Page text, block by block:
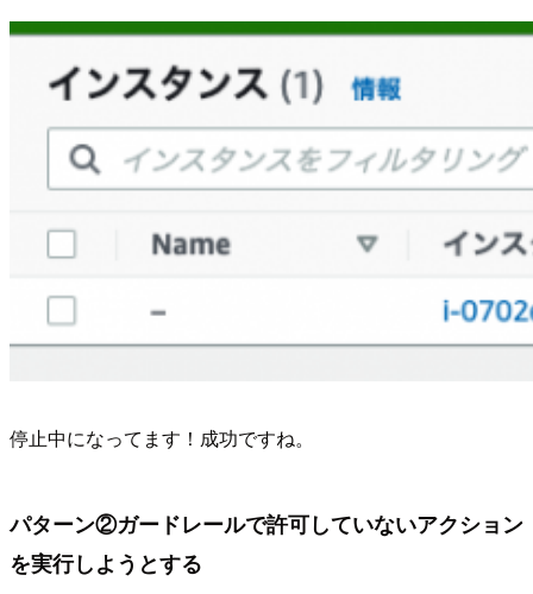
停止中になってます！成功ですね。
パターン②ガードレールで許可していないアクション
を実行しようとする